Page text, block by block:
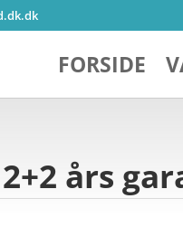
FORSIDE
års